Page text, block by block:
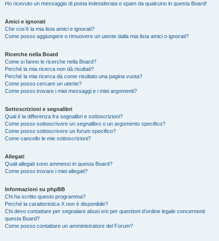
Ho ricevuto un messaggio di posta indesiderata o spam da qualcuno in questa Board!
Amici e ignorati
Che cos’è la mia lista amici e ignorati?
Come posso aggiungere o rimuovere un utente dalla mia lista amici o ignorati?
Ricerche nella Board
Come si fanno le ricerche nella Board?
Perché la mia ricerca non dà risultati?
Perché la mia ricerca dà come risultato una pagina vuota?
Come posso cercare un utente?
Come posso trovare i miei messaggi e i miei argomenti?
Sottoscrizioni e segnalibri
Qual è la differenza fra segnalibri e sottoscrizioni?
Come posso sottoscrivere un segnalibro o un argomento specifico?
Come posso sottoscrivere un forum specifico?
Come cancello le mie sottoscrizioni?
Allegati
Quali allegati sono ammessi in questa Board?
Come posso trovare i miei allegati?
Informazioni su phpBB
Chi ha scritto questo programma?
Perché la caratteristica X non è disponibile?
Chi devo contattare per segnalare abusi e/o per questioni d’ordine legale concernenti
questa Board?
Come posso contattare un amministratore del Forum?